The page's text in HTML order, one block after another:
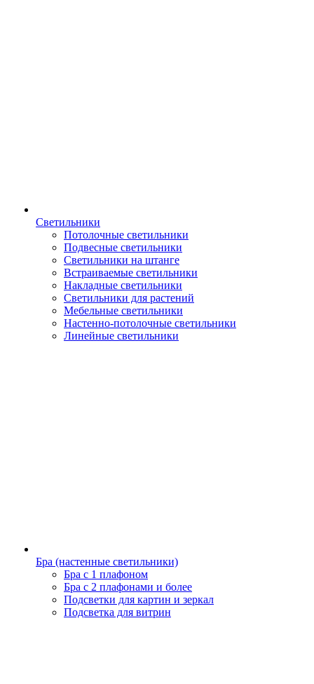
Светильники
Потолочные светильники
Подвесные светильники
Светильники на штанге
Встраиваемые светильники
Накладные светильники
Светильники для растений
Мебельные светильники
Настенно-потолочные светильники
Линейные светильники
Бра (настенные светильники)
Бра с 1 плафоном
Бра с 2 плафонами и более
Подсветки для картин и зеркал
Подсветка для витрин